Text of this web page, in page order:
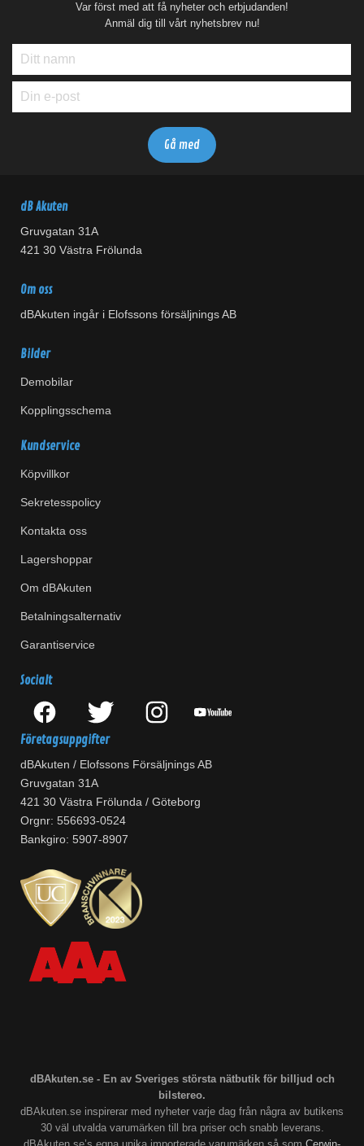
Var först med att få nyheter och erbjudanden!
Anmäl dig till vårt nyhetsbrev nu!
dB Akuten
Gruvgatan 31A
421 30 Västra Frölunda
Om oss
dBAkuten ingår i Elofssons försäljnings AB
Bilder
Demobilar
Kopplingsschema
Kundservice
Köpvillkor
Sekretesspolicy
Kontakta oss
Lagershoppar
Om dBAkuten
Betalningsalternativ
Garantiservice
Socialt
Företagsuppgifter
dBAkuten / Elofssons Försäljnings AB
Gruvgatan 31A
421 30 Västra Frölunda / Göteborg
Orgnr: 556693-0524
Bankgiro: 5907-8907
dBAkuten.se - En av Sveriges största nätbutik för billjud och
bilstereo.
dBAkuten.se inspirerar med nyheter varje dag från några av butikens
30 väl utvalda varumärken till bra priser och snabb leverans.